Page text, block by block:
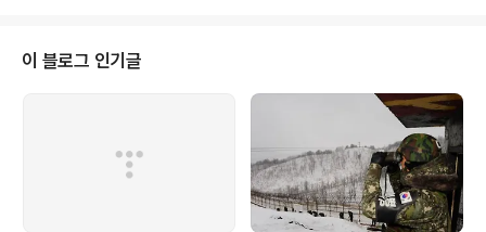
http://news.chosun.com/site/data/html_dir/2012/06/09/2012060
900159.html?news_He..
이 블로그 인기글